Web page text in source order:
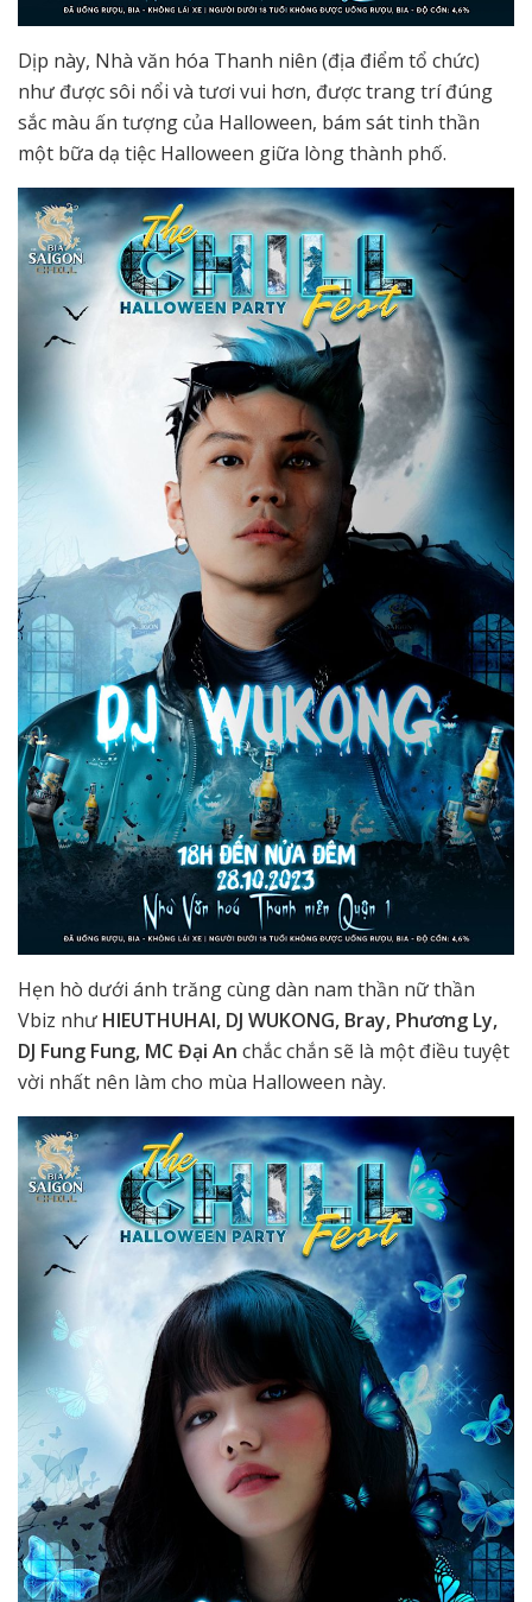
Dịp này, Nhà văn hóa Thanh niên (địa điểm tổ chức)
như được sôi nổi và tươi vui hơn, được trang trí đúng
sắc màu ấn tượng của Halloween, bám sát tinh thần
một bữa dạ tiệc Halloween giữa lòng thành phố.
Hẹn hò dưới ánh trăng cùng dàn nam thần nữ thần
Vbiz như HIEUTHUHAI, DJ WUKONG, Bray, Phương Ly,
DJ Fung Fung, MC Đại An chắc chắn sẽ là một điều tuyệt
vời nhất nên làm cho mùa Halloween này.